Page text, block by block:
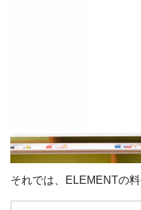
それでは、ELEMENTの